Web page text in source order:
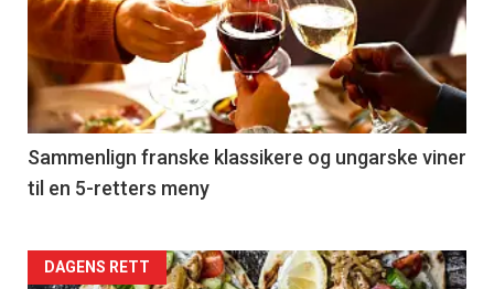
akkurat
nå
-
5
Sammenlign franske klassikere og ungarske viner
til en 5-retters meny
Forsiden
DAGENS RETT